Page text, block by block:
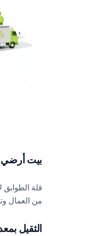
بيت أرضي
قلة
من العمال
الثقيل